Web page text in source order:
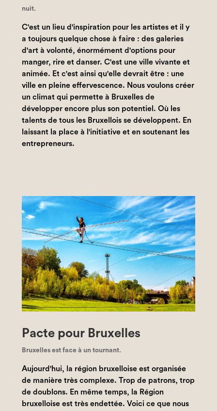
nuit.
C'est un lieu d'inspiration pour les artistes et il y
a toujours quelque chose à faire : des galeries
d'art à volonté, énormément d'options pour
manger, rire et danser. C'est une ville vivante et
animée. Et c'est ainsi qu'elle devrait être : une
ville en pleine effervescence. Nous voulons créer
un climat qui permette à Bruxelles de
développer encore plus son potentiel. Où les
talents de tous les Bruxellois se développent. En
laissant la place à l'initiative et en soutenant les
entrepreneurs.
Pacte pour Bruxelles
Bruxelles est face à un tournant.
Aujourd'hui, la région bruxelloise est organisée
de manière très complexe. Trop de patrons, trop
de doublons. En même temps, la Région
bruxelloise est très endettée. Voici ce que nous